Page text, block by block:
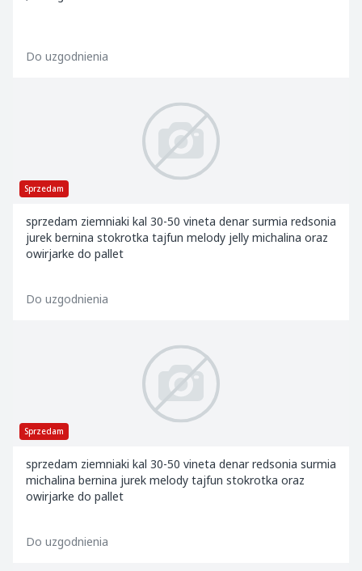
Do uzgodnienia
Sprzedam
sprzedam ziemniaki kal 30-50 vineta denar surmia redsonia
jurek bernina stokrotka tajfun melody jelly michalina oraz
owirjarke do pallet
Do uzgodnienia
Sprzedam
sprzedam ziemniaki kal 30-50 vineta denar redsonia surmia
michalina bernina jurek melody tajfun stokrotka oraz
owirjarke do pallet
Do uzgodnienia